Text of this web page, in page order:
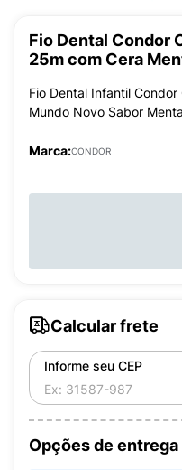
Fio Dental Condor
25m com Cera
Fio Dental Infantil
Mundo Novo Sabor
Marca:CONDOR
Calcular frete
Informe seu CEP
Opções de entrega